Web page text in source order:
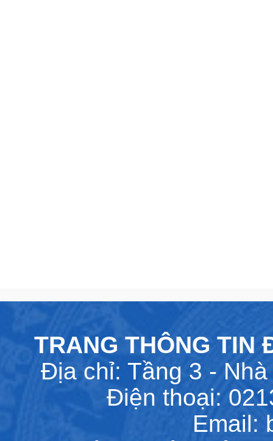
TRANG THÔNG TIN
Địa chỉ: Tầng 3 -
Điện thoại:
Email: